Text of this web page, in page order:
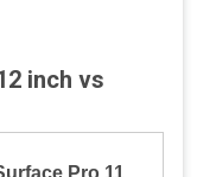
inch vs
Pro 11